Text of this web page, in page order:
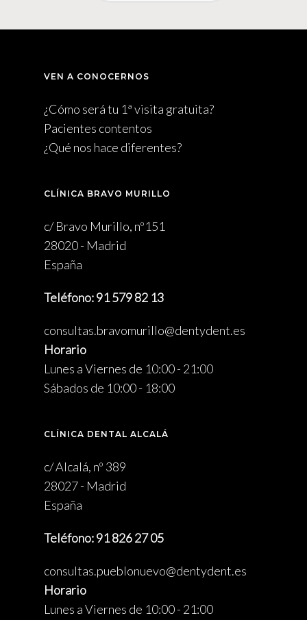
VEN A CONOCERNOS
¿Cómo será tu 1ª visita gratuita?
Pacientes contentos
¿Qué nos hace diferentes?
CLÍNICA BRAVO MURILLO
c/ Bravo Murillo, nº151
28020 - Madrid
España
Teléfono: 91 579 82 13
consultas.bravomurillo@dentydent.es
Horario
Lunes a Viernes de 10:00 - 21:00
Sábados de 10:00 - 18:00
CLÍNICA DENTAL ALCALÁ
c/ Alcalá, nº 389
28027 - Madrid
España
Teléfono: 91 826 27 05
consultas.pueblonuevo@dentydent.es
Horario
Lunes a Viernes de 10:00 - 21:00